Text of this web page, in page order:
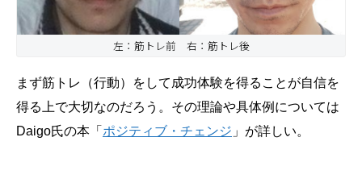
左：筋トレ前 右：筋トレ後
まず筋トレ（行動）をして成功体験を得ることが自信を
得る上で大切なのだろう。その理論や具体例については
Daigo氏の本「 ポジティブ・チェンジ 」が詳しい。